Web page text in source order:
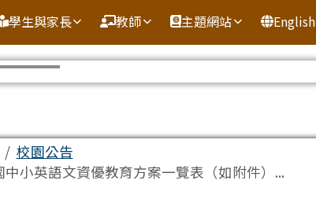
學生與家長 教師 主題網站 English
校園公告
小英語文資優教育方案一覽表（如附件）...